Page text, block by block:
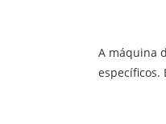
A máquina
específicos.